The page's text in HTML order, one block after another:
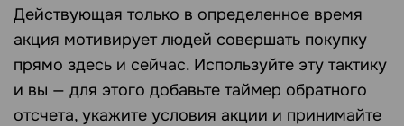
Действующая только в определенное время
акция мотивирует людей совершать покупку
прямо здесь и сейчас. Используйте эту тактику
и вы — для этого добавьте таймер обратного
отсчета, укажите условия акции и принимайте